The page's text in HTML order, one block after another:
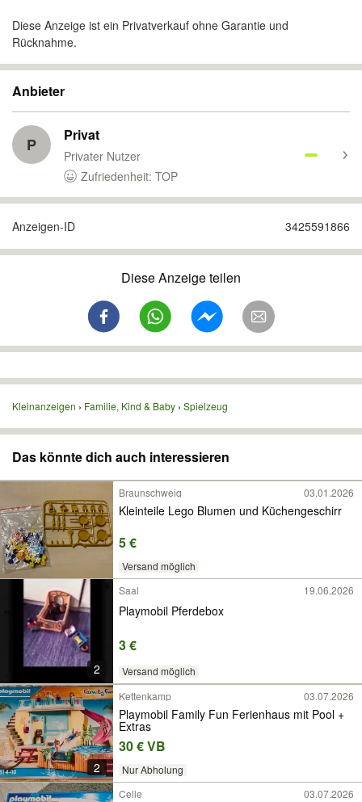
Diese Anzeige ist ein Privatverkauf ohne Garantie und
Rücknahme.
Anbieter
P Privat
Privater Nutzer
Zufriedenheit: TOP
Anzeigen-ID 3425591866
Diese Anzeige teilen
Kleinanzeigen Familie, Kind & Baby Spielzeug
Das könnte dich auch interessieren
Braunschweig 03.01.2026
Kleinteile Lego Blumen und Küchengeschirr
5 €
Versand möglich
2
Saal 19.06.2026
Playmobil Pferdebox
3 €
Versand möglich
2
Kettenkamp 03.07.2026
Playmobil Family Fun Ferienhaus mit Pool +
Extras
30 € VB
Nur Abholung
Celle 03.07.2026